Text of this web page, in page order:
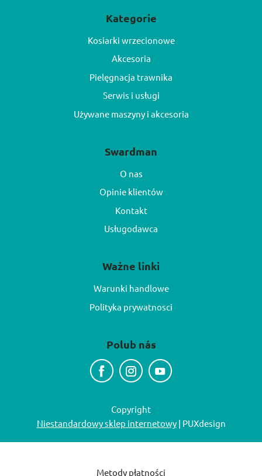
Kategorie
Kosiarki wrzecionowe
Akcesoria
Pielęgnacja trawnika
Serwis i usługi
Używane maszyny i akcesoria
Swardman
O nas
Opinie klientów
Kontakt
Usługodawca
Ważne linki
Warunki handlowe
Polityka prywatnosci
Polub nás
Copyright
Niestandardowy sklep internetowy| PUXdesign
Metody płatności